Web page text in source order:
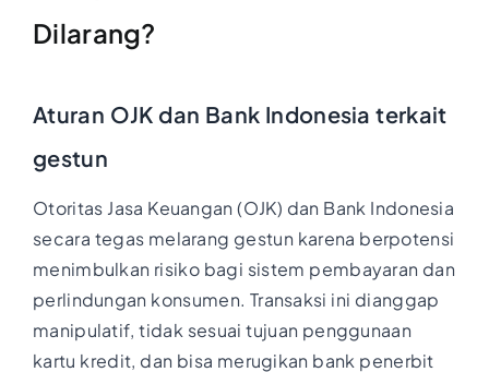
Dilarang?
Aturan OJK dan Bank Indonesia terkait
gestun
Otoritas Jasa Keuangan (OJK) dan Bank Indonesia
secara tegas melarang gestun karena berpotensi
menimbulkan risiko bagi sistem pembayaran dan
perlindungan konsumen. Transaksi ini dianggap
manipulatif, tidak sesuai tujuan penggunaan
kartu kredit, dan bisa merugikan bank penerbit